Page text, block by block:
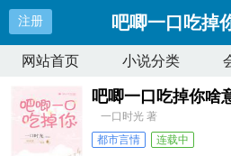
注册 吧唧一口吃掉
网站首页 小说分类
吧唧一口吃掉你啥
一口时光 著
都市言情
连载中